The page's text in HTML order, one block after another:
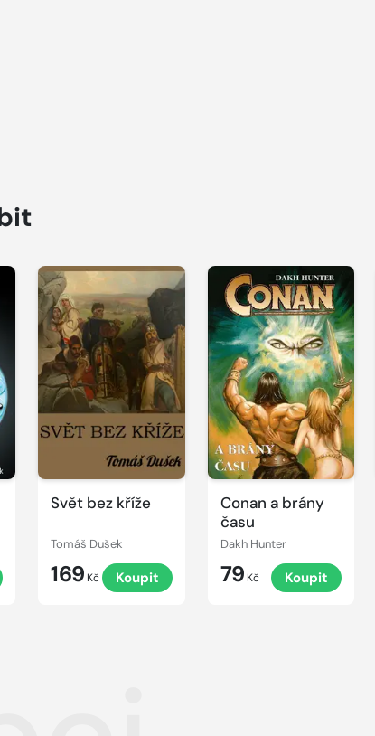
Svět bez kříže
Tomáš Dušek
169 Kč Koupit
Conan a brány
času
Dakh Hunter
79 Kč Koupit